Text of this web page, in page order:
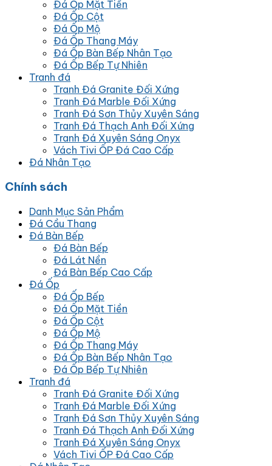
Đá Ốp Mặt Tiền
Đá Ốp Cột
Đá Ốp Mộ
Đá Ốp Thang Máy
Đá Ốp Bàn Bếp Nhân Tạo
Đá Ốp Bếp Tự Nhiên
Tranh đá
Tranh Đá Granite Đối Xứng
Tranh Đá Marble Đối Xứng
Tranh Đá Sơn Thủy Xuyên Sáng
Tranh Đá Thạch Anh Đối Xứng
Tranh Đá Xuyên Sáng Onyx
Vách Tivi ỐP Đá Cao Cấp
Đá Nhân Tạo
Chính sách
Danh Mục Sản Phẩm
Đá Cầu Thang
Đá Bàn Bếp
Đá Bàn Bếp
Đá Lát Nền
Đá Bàn Bếp Cao Cấp
Đá Ốp
Đá Ốp Bếp
Đá Ốp Mặt Tiền
Đá Ốp Cột
Đá Ốp Mộ
Đá Ốp Thang Máy
Đá Ốp Bàn Bếp Nhân Tạo
Đá Ốp Bếp Tự Nhiên
Tranh đá
Tranh Đá Granite Đối Xứng
Tranh Đá Marble Đối Xứng
Tranh Đá Sơn Thủy Xuyên Sáng
Tranh Đá Thạch Anh Đối Xứng
Tranh Đá Xuyên Sáng Onyx
Vách Tivi ỐP Đá Cao Cấp